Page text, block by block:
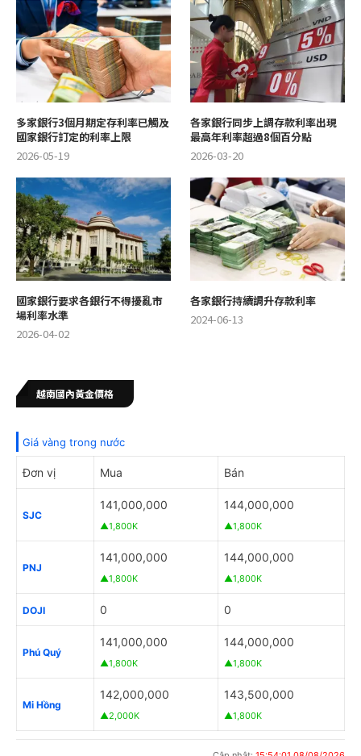
多家銀行3個月期定存利率已觸及
國家銀行訂定的利率上限
2026-05-19
各家銀行同步上調存款利率出現
最高年利率超過8個百分點
2026-03-20
國家銀行要求各銀行不得擾亂市
場利率水準
2026-04-02
各家銀行持續調升存款利率
2024-06-13
越南國內黃金價格
Giá vàng trong nước
Đơn vị Mua Bán
SJC
141,000,000
▲1,800K
144,000,000
▲1,800K
PNJ
141,000,000
▲1,800K
144,000,000
▲1,800K
DOJI 0 0
Phú Quý
141,000,000
▲1,800K
144,000,000
▲1,800K
Mi Hồng
142,000,000
▲2,000K
143,500,000
▲1,800K